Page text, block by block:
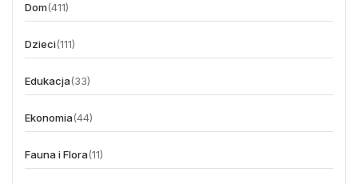
Dom(411)
Dzieci(111)
Edukacja(33)
Ekonomia(44)
Fauna i Flora(11)